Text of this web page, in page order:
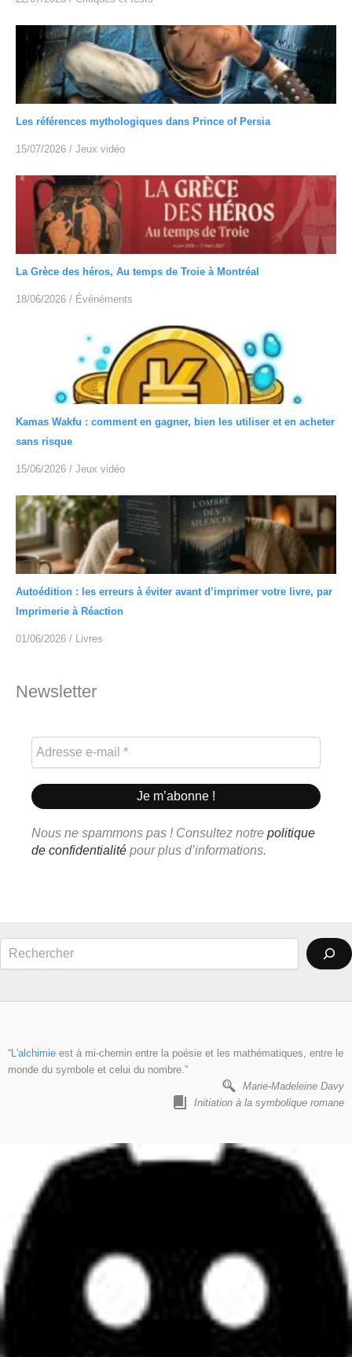
Les références mythologiques dans Prince of Persia
15/07/2026 / Jeux vidéo
La Grèce des héros, Au temps de Troie à Montréal
18/06/2026 / Événéments
Kamas Wakfu : comment en gagner, bien les utiliser et en acheter
sans risque
15/06/2026 / Jeux vidéo
Autoédition : les erreurs à éviter avant d’imprimer votre livre, par
Imprimerie à Réaction
01/06/2026 / Livres
Newsletter
Nous ne spammons pas ! Consultez notre politique
de confidentialité pour plus d’informations.
Rechercher
“L'alchimie est à mi-chemin entre la poésie et les mathématiques, entre le
monde du symbole et celui du nombre.”
Marie-Madeleine Davy
Initiation à la symbolique romane